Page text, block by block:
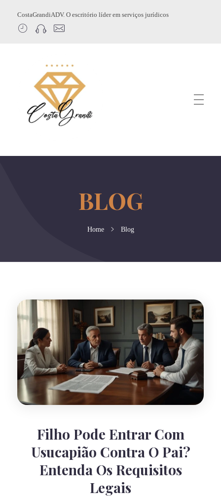
CostaGrandiADV. O escritório líder em serviços jurídicos
Home Blog
Filho Pode Entrar Com
Usucapião Contra O Pai?
Entenda Os Requisitos
Legais